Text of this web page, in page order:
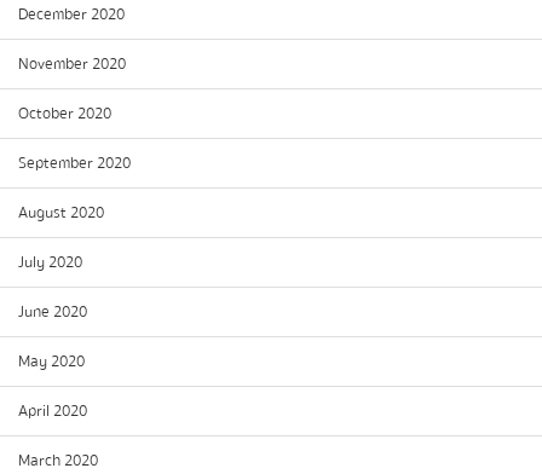
December 2020
November 2020
October 2020
September 2020
August 2020
July 2020
June 2020
May 2020
April 2020
March 2020